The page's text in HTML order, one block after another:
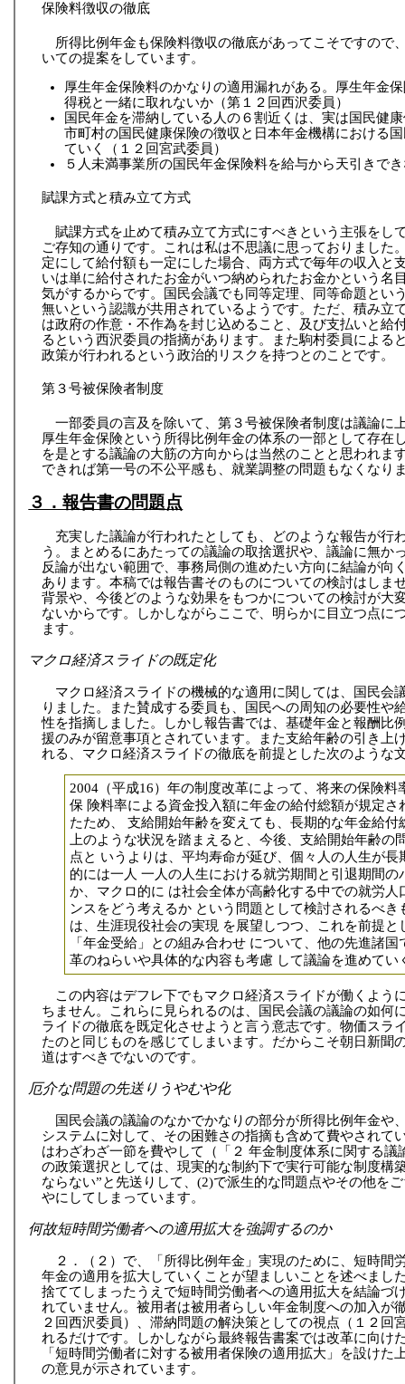
保険料徴収の徹底
所得比例年金も保険料徴収の徹底があってこそですので
いての提案をしています。
厚生年金保険料のかなりの適用漏れがある。厚生年金
得税と一緒に取れないか（第１２回西沢委員）
国民年金を滞納している人の６割近くは、実は国民健
市町村の国民健康保険の徴収と日本年金機構における
ていく（１２回宮武委員）
５人未満事業所の国民年金保険料を給与から天引きで
賦課方式と積み立て方式
賦課方式を止めて積み立て方式にすべきという主張をし
ご存知の通りです。これは私は不思議に思っておりました
定にして給付額も一定にした場合、両方式で毎年の収入と
いは単に給付されたお金がいつ納められたお金かという名
気がするからです。国民会議でも同等定理、同等命題とい
無いという認識が共用されているようです。ただ、積み立
は政府の作意・不作為を封じ込めること、及び支払いと給
るという西沢委員の指摘があります。また駒村委員による
政策が行われるという政治的リスクを持つとのことです。
第３号被保険者制度
一部委員の言及を除いて、第３号被保険者制度は議論に
厚生年金保険という所得比例年金の体系の一部として存在
を是とする議論の大筋の方向からは当然のことと思われま
できれば第一号の不公平感も、就業調整の問題もなくなり
３．報告書の問題点
充実した議論が行われたとしても、どのような報告が行
う。まとめるにあたっての議論の取捨選択や、議論に無か
反論が出ない範囲で、事務局側の進めたい方向に結論が向
あります。本稿では報告書そのものについての検討はしま
背景や、今後どのような効果をもつかについての検討が大
ないからです。しかしながらここで、明らかに目立つ点に
ます。
マクロ経済スライドの既定化
マクロ経済スライドの機械的な適用に関しては、国民会
りました。また賛成する委員も、国民への周知の必要性や
性を指摘しました。しかし報告書では、基礎年金と報酬比
援のみが留意事項とされています。また支給年齢の引き上
れる、マクロ経済スライドの徹底を前提とした次のような
2004（平成16）年の制度改革によって、将来の保険料
保 険料率による資金投入額に年金の給付総額が規定さ
たため、 支給開始年齢を変えても、長期的な年金給付
上のような状況を踏まえると、今後、支給開始年齢の
点と いうよりは、平均寿命が延び、個々人の人生が長
的には一人 一人の人生における就労期間と引退期間の
か、マクロ的に は社会全体が高齢化する中での就労人
ンスをどう考えるか という問題として検討されるべき
は、生涯現役社会の実現 を展望しつつ、これを前提と
「年金受給」との組み合わせ について、他の先進諸
革のねらいや具体的な内容も考慮 して議論を進めてい
この内容はデフレ下でもマクロ経済スライドが働くよう
ちません。これらに見られるのは、国民会議の議論の如何
ライドの徹底を既定化させようと言う意志です。物価スラ
たのと同じものを感じてしまいます。だからこそ朝日新聞
道はすべきでないのです。
厄介な問題の先送りうやむや化
国民会議の議論のなかでかなりの部分が所得比例年金や
システムに対して、その困難さの指摘も含めて費やされて
はわざわざ一節を費やして（「２ 年金制度体系に関する議
の政策選択としては、現実的な制約下で実行可能な制度構
ならない”と先送りして、(2)で派生的な問題点やその他を
やにしてしまっています。
何故短時間労働者への適用拡大を強調するのか
２．（２）で、「所得比例年金」実現のために、短時間
年金の適用を拡大していくことが望ましいことを述べまし
捨ててしまったうえで短時間労働者への適用拡大を結論づ
れていません。被用者は被用者らしい年金制度への加入が
２回西沢委員）、滞納問題の解決策としての視点（１２回
れるだけです。しかしながら最終報告書案では改革に向け
「短時間労働者に対する被用者保険の適用拡大」を設けた
の意見が示されています。